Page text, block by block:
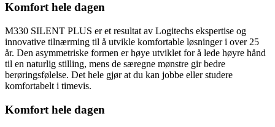
Komfort hele dagen
M330 SILENT PLUS er et resultat av Logitechs ekspertise og
innovative tilnærming til å utvikle komfortable løsninger i over 25
år. Den asymmetriske formen er høye utviklet for å lede høyre hånd
til en naturlig stilling, mens de særegne mønstre gir bedre
berøringsfølelse. Det hele gjør at du kan jobbe eller studere
komfortabelt i timevis.
Komfort hele dagen